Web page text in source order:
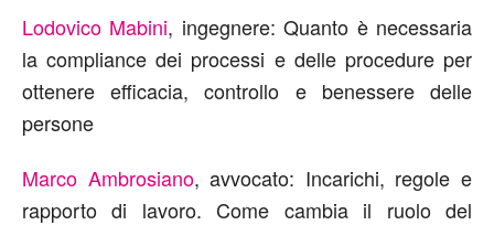
Lodovico Mabini, ingegnere: Quanto è necessaria
la compliance dei processi e delle procedure per
ottenere efficacia, controllo e benessere delle
persone
Marco Ambrosiano, avvocato: Incarichi, regole e
rapporto di lavoro. Come cambia il ruolo del